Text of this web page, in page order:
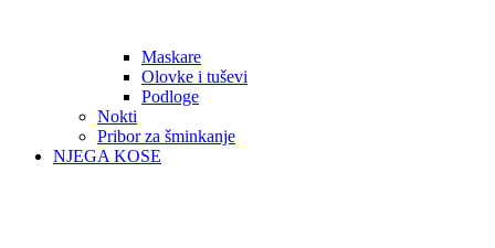
Maskare
Olovke i tuševi
Podloge
Nokti
Pribor za šminkanje
NJEGA KOSE